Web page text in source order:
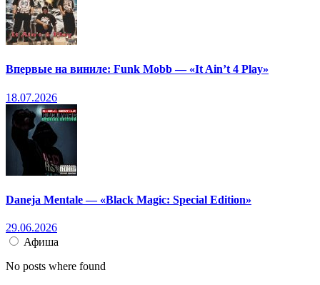
Впервые на виниле: Funk Mobb — «It Ain’t 4 Play»
18.07.2026
Daneja Mentale — «Black Magic: Special Edition»
29.06.2026
Афиша
No posts where found